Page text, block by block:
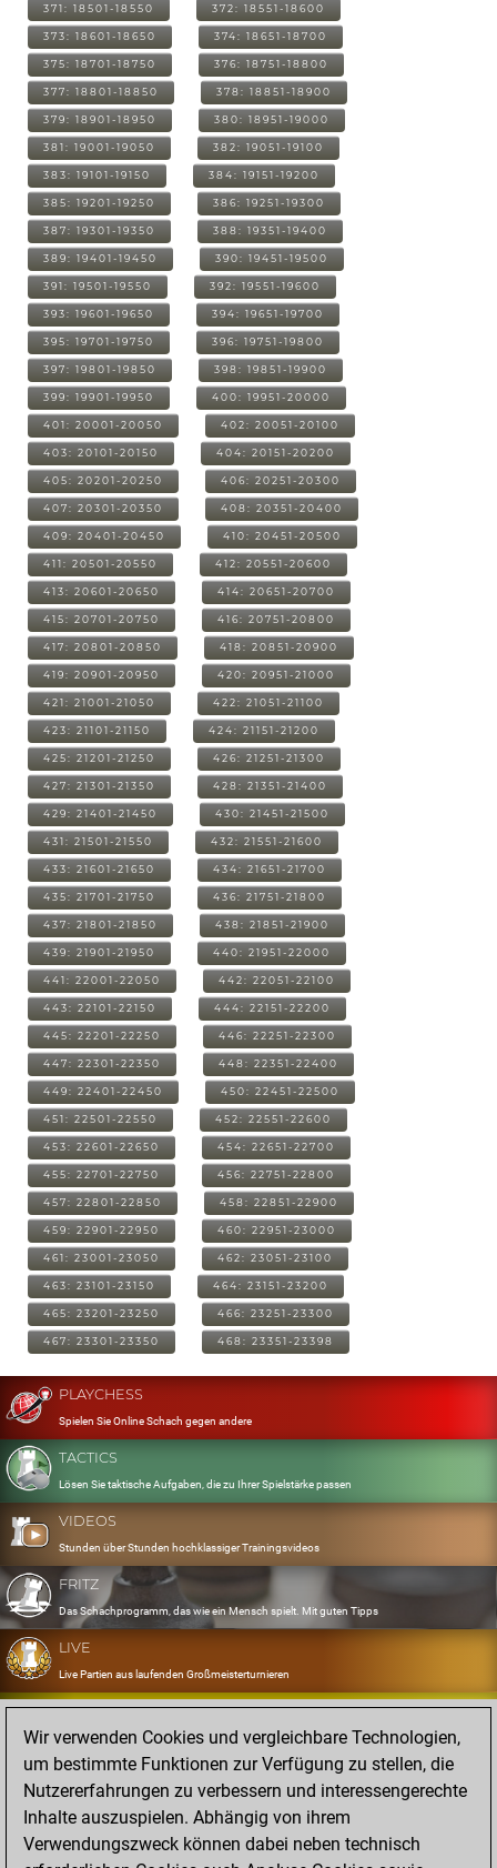
371: 18501-18550 372: 18551-18600
373: 18601-18650 374: 18651-18700
375: 18701-18750 376: 18751-18800
377: 18801-18850 378: 18851-18900
379: 18901-18950 380: 18951-19000
381: 19001-19050 382: 19051-19100
383: 19101-19150 384: 19151-19200
385: 19201-19250 386: 19251-19300
387: 19301-19350 388: 19351-19400
389: 19401-19450 390: 19451-19500
391: 19501-19550 392: 19551-19600
393: 19601-19650 394: 19651-19700
395: 19701-19750 396: 19751-19800
397: 19801-19850 398: 19851-19900
399: 19901-19950 400: 19951-20000
401: 20001-20050 402: 20051-20100
403: 20101-20150 404: 20151-20200
405: 20201-20250 406: 20251-20300
407: 20301-20350 408: 20351-20400
409: 20401-20450 410: 20451-20500
411: 20501-20550 412: 20551-20600
413: 20601-20650 414: 20651-20700
415: 20701-20750 416: 20751-20800
417: 20801-20850 418: 20851-20900
419: 20901-20950 420: 20951-21000
421: 21001-21050 422: 21051-21100
423: 21101-21150 424: 21151-21200
425: 21201-21250 426: 21251-21300
427: 21301-21350 428: 21351-21400
429: 21401-21450 430: 21451-21500
431: 21501-21550 432: 21551-21600
433: 21601-21650 434: 21651-21700
435: 21701-21750 436: 21751-21800
437: 21801-21850 438: 21851-21900
439: 21901-21950 440: 21951-22000
441: 22001-22050 442: 22051-22100
443: 22101-22150 444: 22151-22200
445: 22201-22250 446: 22251-22300
447: 22301-22350 448: 22351-22400
449: 22401-22450 450: 22451-22500
451: 22501-22550 452: 22551-22600
453: 22601-22650 454: 22651-22700
455: 22701-22750 456: 22751-22800
457: 22801-22850 458: 22851-22900
459: 22901-22950 460: 22951-23000
461: 23001-23050 462: 23051-23100
463: 23101-23150 464: 23151-23200
465: 23201-23250 466: 23251-23300
467: 23301-23350 468: 23351-23398
PLAYCHESS
Spielen Sie Online Schach gegen andere
TACTICS
Lösen Sie taktische Aufgaben, die zu Ihrer Spielstärke passen
VIDEOS
Stunden über Stunden hochklassiger Trainingsvideos
FRITZ
Das Schachprogramm, das wie ein Mensch spielt. Mit guten Tipps
LIVE
Live Partien aus laufenden Großmeisterturnieren
OPENINGS
Erfassen und Üben Sie Ihr Eröffnungsrepertoire
DATABASE
Acht Millionen starke Partien
MYGAMES
Speichern und analysieren Sie eigene Partien in der Cloud
Wir verwenden Cookies und vergleichbare Technologien,
um bestimmte Funktionen zur Verfügung zu stellen, die
Nutzererfahrungen zu verbessern und interessengerechte
Inhalte auszuspielen. Abhängig von ihrem
Verwendungszweck können dabei neben technisch